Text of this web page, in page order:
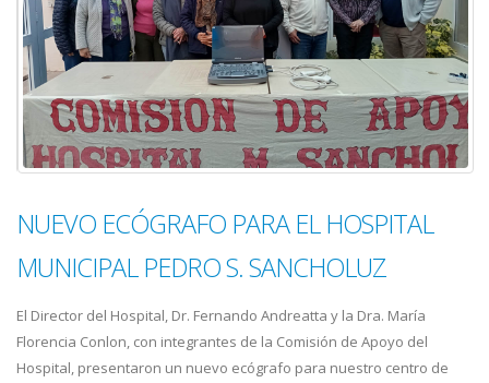
NUEVO ECÓGRAFO PARA EL HOSPITAL
MUNICIPAL PEDRO S. SANCHOLUZ
El Director del Hospital, Dr. Fernando Andreatta y la Dra. María
Florencia Conlon, con integrantes de la Comisión de Apoyo del
Hospital, presentaron un nuevo ecógrafo para nuestro centro de